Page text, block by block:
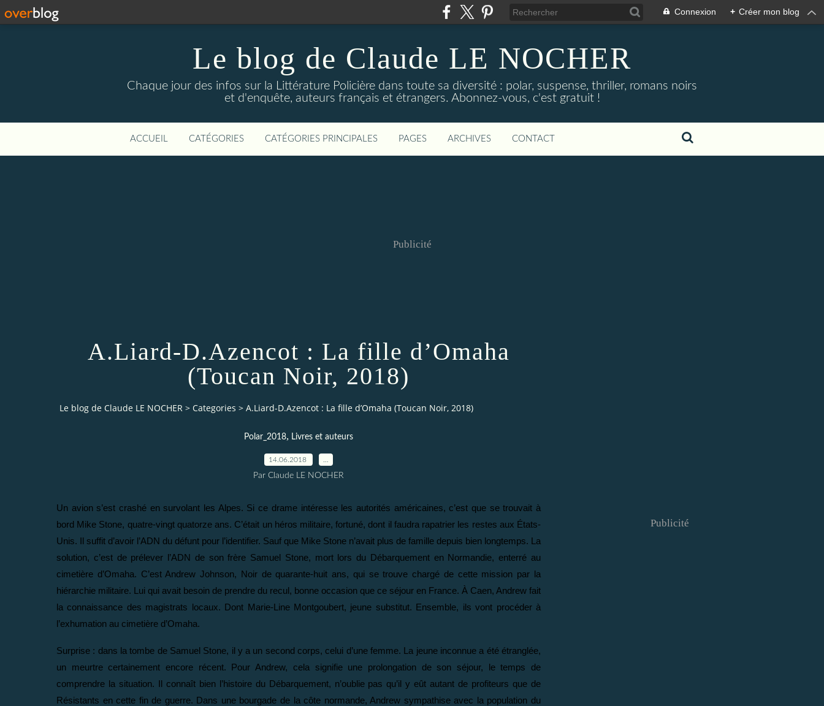
Connexion + Créer mon blog
Le blog de Claude LE NOCHER
Chaque jour des infos sur la Littérature Policière dans toute sa diversité : polar, suspense, thriller, romans noirs
et d'enquête, auteurs français et étrangers. Abonnez-vous, c'est gratuit !
ACCUEIL CATÉGORIES CATÉGORIES PRINCIPALES PAGES ARCHIVES CONTACT
Publicité
A.Liard-D.Azencot : La fille d’Omaha
(Toucan Noir, 2018)
Le blog de Claude LE NOCHER > Categories > A.Liard-D.Azencot : La fille d’Omaha (Toucan Noir, 2018)
Polar_2018, Livres et auteurs
14.06.2018
Par Claude LE NOCHER
Un avion s’est crashé en survolant les Alpes. Si ce drame intéresse les autorités américaines, c’est que se trouvait à
bord Mike Stone, quatre-vingt quatorze ans. C’était un héros militaire, fortuné, dont il faudra rapatrier les restes aux États-
Unis. Il suffit d’avoir l’ADN du défunt pour l’identifier. Sauf que Mike Stone n’avait plus de famille depuis bien longtemps. La
solution, c’est de prélever l’ADN de son frère Samuel Stone, mort lors du Débarquement en Normandie, enterré au
cimetière d’Omaha. C’est Andrew Johnson, Noir de quarante-huit ans, qui se trouve chargé de cette mission par la
hiérarchie militaire. Lui qui avait besoin de prendre du recul, bonne occasion que ce séjour en France. À Caen, Andrew fait
la connaissance des magistrats locaux. Dont Marie-Line Montgoubert, jeune substitut. Ensemble, ils vont procéder à
l’exhumation au cimetière d’Omaha.
Surprise : dans la tombe de Samuel Stone, il y a un second corps, celui d’une femme. La jeune inconnue a été étranglée,
un meurtre certainement encore récent. Pour Andrew, cela signifie une prolongation de son séjour, le temps de
comprendre la situation. Il connaît bien l’histoire du Débarquement, n’oublie pas qu’il y eût autant de profiteurs que de
Résistants en cette fin de guerre. Dans une bourgade de la côte normande, Andrew sympathise avec la population du
Publicité